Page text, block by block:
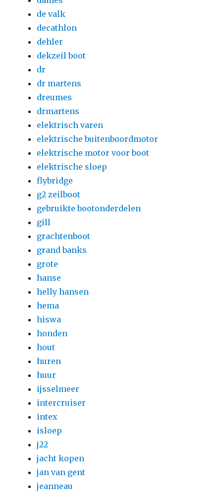
de valk
decathlon
dehler
dekzeil boot
dr
dr martens
dreumes
drmartens
elektrisch varen
elektrische buitenboordmotor
elektrische motor voor boot
elektrische sloep
flybridge
g2 zeilboot
gebruikte bootonderdelen
gill
grachtenboot
grand banks
grote
hanse
helly hansen
hema
hiswa
honden
hout
huren
huur
ijsselmeer
intercruiser
intex
isloep
j22
jacht kopen
jan van gent
jeanneau